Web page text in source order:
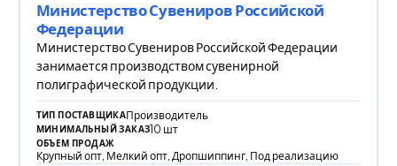
Министерство Сувениров Российской
Федерации
Министерство Сувениров Российской Федерации
занимается производством сувенирной
полиграфической продукции.
ТИП ПОСТАВЩИКАПроизводитель
МИНИМАЛЬНЫЙ ЗАКАЗ10 шт
ОБЪЕМ ПРОДАЖ
Крупный опт, Мелкий опт, Дропшиппинг, Под реализацию